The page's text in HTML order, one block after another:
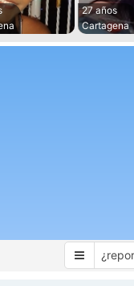
27 años
Cartagena